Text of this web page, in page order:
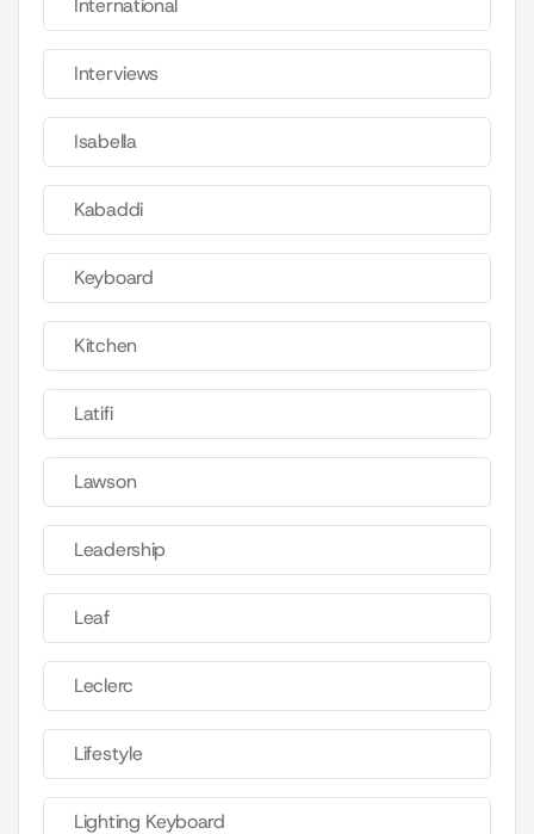
Interviews
Isabella
Kabaddi
Keyboard
Kitchen
Latifi
Lawson
Leadership
Leaf
Leclerc
Lifestyle
Lighting Keyboard